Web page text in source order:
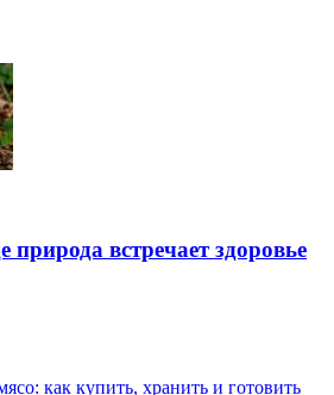
природа встречает здоровье
как купить, хранить и готовить